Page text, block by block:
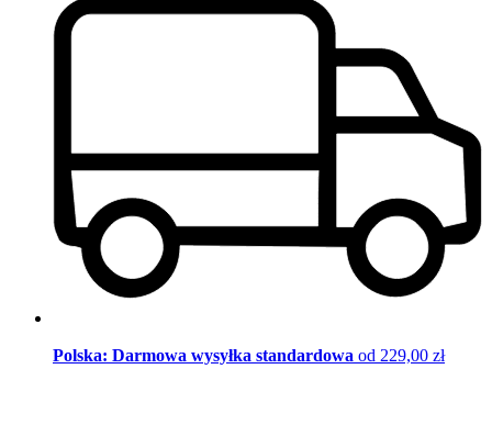
Polska: Darmowa wysyłka standardowa od 229,00 zł